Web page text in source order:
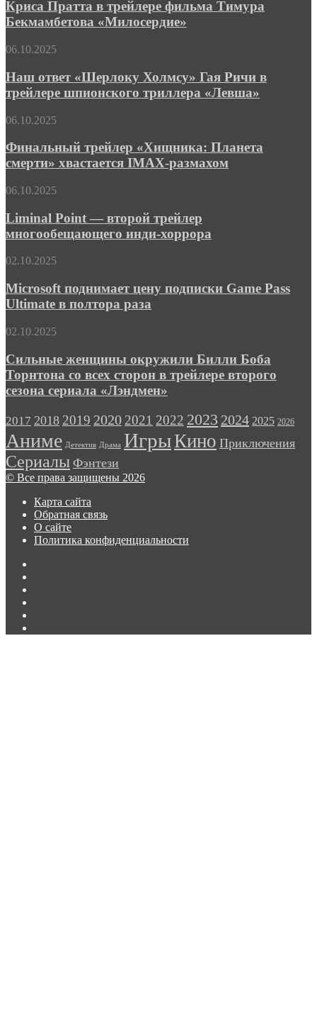
вины
Криса
в
фильма
Тимура
Бекмамбетова
«Милосердие»
Криса Пратта в трейлере фильма Тимура
Бекмамбетова «Милосердие»
Наш
«Шерлоку
Холмсу»
Гая
в
шпионского
триллера
06.10.2025
Наш ответ «Шерлоку Холмсу» Гая Ричи в
трейлере шпионского триллера «Левша»
Финальный
«Хищника:
смерти»
IMAX-
06.10.2025
Финальный трейлер «Хищника: Планета
смерти» хвастается IMAX-размахом
Liminal
—
второй
трейлер
инди-
06.10.2025
Liminal Point — второй трейлер
многообещающего инди-хоррора
Microsoft
цену
подписки
Game
Ultimate
полтора
раза
02.10.2025
Microsoft поднимает цену подписки Game Pass
Ultimate в полтора раза
Сильные
окружили
Билли
Боба
Торнтона
всех
сторон
в
трейлере
второго
сезона
сериала
«Лэндмен»
02.10.2025
Сильные женщины окружили Билли Боба
Торнтона со всех сторон в трейлере второго
сезона сериала «Лэндмен»
2017 2018 2019 2020 2021 2022 2023 2024 2025 2026
Аниме Детектив Драма ИгрыКино Приключения
Сериалы Фэнтези
© Все права защищены 2026
Карта сайта
Обратная связь
О сайте
Политика конфиденциальности